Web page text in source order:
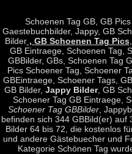
Schoenen Tag GB, GB
Gaestebuchbilder, Jappy, GB
Bilder, GB Schoenen Tag Pics
GB Eintraege, Schoenen Tag,
GBBilder, GBs, Schoenen Tag
Pics Schoener Tag, Schoener
GBEintraege, Schoener Tags,
GB Bilder, Jappy Bilder, GB
Schoener Tag GB Eintraege,
Schoener Tag GBBilder,
befinden sich 344 GBBild(er) auf
Bilder 64 bis 72, die kostenlos
und andere Gästebuecher und
Kategorie Schönen Tag